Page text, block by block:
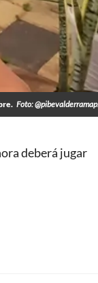
Foto:
deberá jugar